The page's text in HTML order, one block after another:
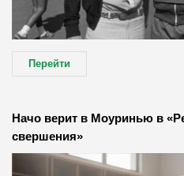
Перейти
Начо верит в Моуринью в
свершения»